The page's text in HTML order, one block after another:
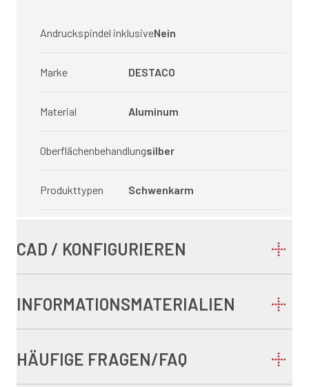
Andruckspindel inklusiveNein
Marke DESTACO
Material Aluminum
Oberflächenbehandlungsilber
Produkttypen Schwenkarm
CAD / KONFIGURIEREN
INFORMATIONSMATERIALIEN
HÄUFIGE FRAGEN/FAQ